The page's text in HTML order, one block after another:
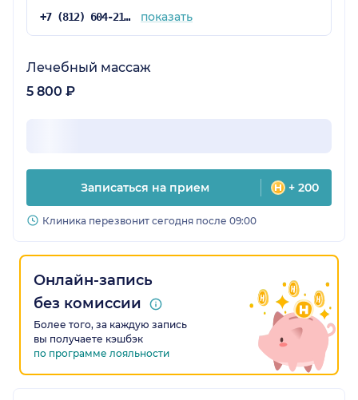
+7 (812) 604-21-07 показать
Лечебный массаж
5 800 ₽
Записаться на прием + 200
Клиника перезвонит сегодня после 09:00
Онлайн-запись
без комиссии
Более того, за каждую запись
вы получаете кэшбэк
по программе лояльности